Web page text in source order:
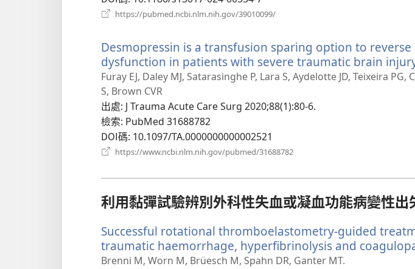
https://pubmed.ncbi.nlm.nih.gov/39010099/
視
窗）
Desmopressin is a transfusion sparing option to
dysfunction in patients with severe traumatic brain
Furay EJ, Daley MJ, Satarasinghe P, Lara S, Aydelotte JD, Teixeira PG,
S, Brown CVR
出處‎: J Trauma Acute Care Surg 2020;88(1):80-6.
檢索‎: PubMed 31688782
DOI碼‎: 10.1097/TA.0000000000002521
https://www.ncbi.nlm.nih.gov/pubmed/31688782
窗）
利用黏彈試驗辨別外科性失血或凝血功能病變性出
Successful rotational thromboelastometry-guided
traumatic haemorrhage, hyperfibrinolysis and
Brenni M, Worn M, Brüesch M, Spahn DR, Ganter MT.